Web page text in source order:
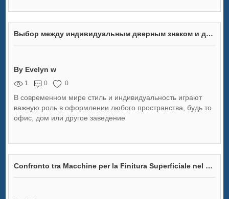
Выбор между индивидуальным дверным знаком и другими товарами
By Evelyn w
1 0 0
В современном мире стиль и индивидуальность играют
важную роль в оформлении любого пространства, будь то
офис, дом или другое заведение
Confronto tra Macchine per la Finitura Superficiale nel Settore Industriale